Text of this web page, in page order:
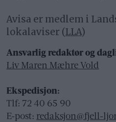
Avisa er medlem i
lokalaviser (LLA)
Ansvarlig redaktør og
Liv Maren Mæhre Vold
Ekspedisjon:
Tlf: 72 40 65 90
E-post: redaksjon@fjell-